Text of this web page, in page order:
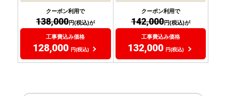
クーポン利用で
138,000円(税込)が
工事費込み価格
128,000 円(税込)
クーポン利用で
142,000円(税込)が
工事費込み価格
132,000 円(税込)